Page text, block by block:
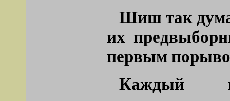
Шиш так
их
первым
Каждый